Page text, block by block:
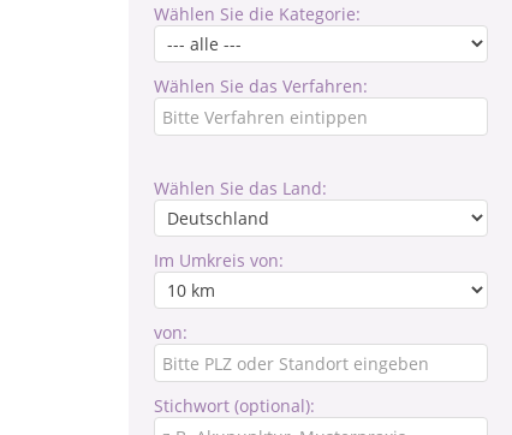
Wählen Sie die Kategorie:
Wählen Sie das Verfahren:
Wählen Sie das Land:
Im Umkreis von:
von:
Stichwort (optional):